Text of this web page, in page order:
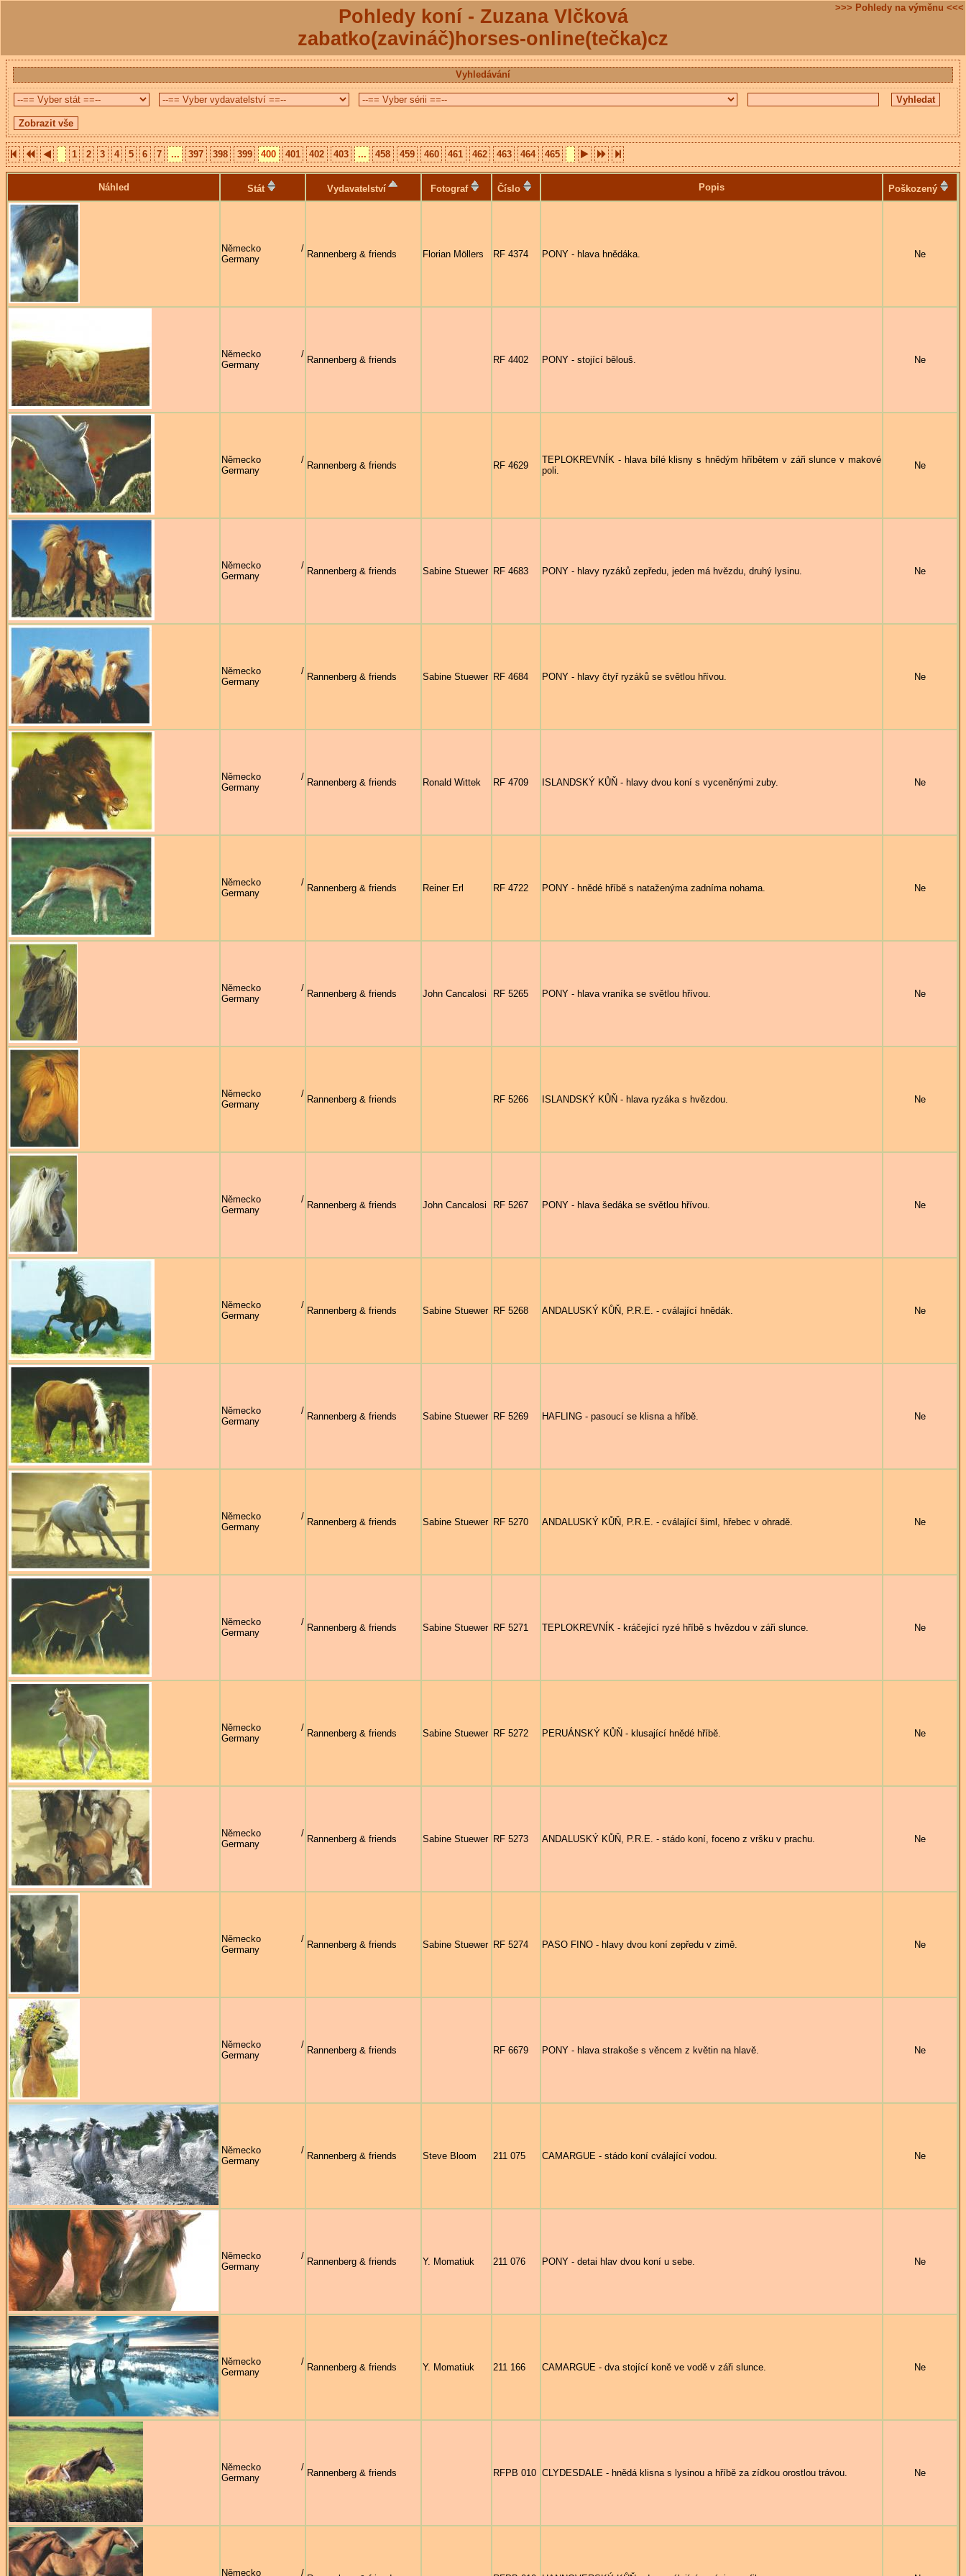
Pohledy koní - Zuzana Vlčková
zabatko(zavináč)horses-online(tečka)cz
>>> Pohledy na výměnu <<<
Vyhledávání
1 2 3 4 5 6 7 ... 397 398 399 400 401 402 403 ... 458 459 460 461 462 463 464 465
Náhled Stát Vydavatelství Fotograf Číslo Popis Poškozený
Německo /
Germany
Rannenberg & friends Florian Möllers RF 4374 PONY - hlava hnědáka. Ne
Německo /
Germany
Rannenberg & friends RF 4402 PONY - stojící bělouš. Ne
Německo /
Germany
Rannenberg & friends RF 4629
TEPLOKREVNÍK - hlava bílé klisny s hnědým hříbětem v záři slunce v makové
poli.
Ne
Německo /
Germany
Rannenberg & friends Sabine Stuewer RF 4683 PONY - hlavy ryzáků zepředu, jeden má hvězdu, druhý lysinu. Ne
Německo /
Germany
Rannenberg & friends Sabine Stuewer RF 4684 PONY - hlavy čtyř ryzáků se světlou hřívou. Ne
Německo /
Germany
Rannenberg & friends Ronald Wittek RF 4709 ISLANDSKÝ KŮŇ - hlavy dvou koní s vyceněnými zuby. Ne
Německo /
Germany
Rannenberg & friends Reiner Erl RF 4722 PONY - hnědé hříbě s nataženýma zadníma nohama. Ne
Německo /
Germany
Rannenberg & friends John Cancalosi RF 5265 PONY - hlava vraníka se světlou hřívou. Ne
Německo /
Germany
Rannenberg & friends RF 5266 ISLANDSKÝ KŮŇ - hlava ryzáka s hvězdou. Ne
Německo /
Germany
Rannenberg & friends John Cancalosi RF 5267 PONY - hlava šedáka se světlou hřívou. Ne
Německo /
Germany
Rannenberg & friends Sabine Stuewer RF 5268 ANDALUSKÝ KŮŇ, P.R.E. - cválající hnědák. Ne
Německo /
Germany
Rannenberg & friends Sabine Stuewer RF 5269 HAFLING - pasoucí se klisna a hříbě. Ne
Německo /
Germany
Rannenberg & friends Sabine Stuewer RF 5270 ANDALUSKÝ KŮŇ, P.R.E. - cválající šiml, hřebec v ohradě. Ne
Německo /
Germany
Rannenberg & friends Sabine Stuewer RF 5271 TEPLOKREVNÍK - kráčející ryzé hříbě s hvězdou v záři slunce. Ne
Německo /
Germany
Rannenberg & friends Sabine Stuewer RF 5272 PERUÁNSKÝ KŮŇ - klusající hnědé hříbě. Ne
Německo /
Germany
Rannenberg & friends Sabine Stuewer RF 5273 ANDALUSKÝ KŮŇ, P.R.E. - stádo koní, foceno z vršku v prachu. Ne
Německo /
Germany
Rannenberg & friends Sabine Stuewer RF 5274 PASO FINO - hlavy dvou koní zepředu v zimě. Ne
Německo /
Germany
Rannenberg & friends RF 6679 PONY - hlava strakoše s věncem z květin na hlavě. Ne
Německo /
Germany
Rannenberg & friends Steve Bloom 211 075 CAMARGUE - stádo koní cválající vodou. Ne
Německo /
Germany
Rannenberg & friends Y. Momatiuk 211 076 PONY - detai hlav dvou koní u sebe. Ne
Německo /
Germany
Rannenberg & friends Y. Momatiuk 211 166 CAMARGUE - dva stojící koně ve vodě v záři slunce. Ne
Německo /
Germany
Rannenberg & friends RFPB 010 CLYDESDALE - hnědá klisna s lysinou a hříbě za zídkou orostlou trávou. Ne
Německo /